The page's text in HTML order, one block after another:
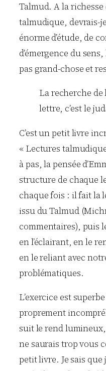
Talmud. A la
talmudique, devrais-
énorme d’étude, de
d’émergence du
pas grand-chose et
La recherche de
lettre, c’est le
C’est un petit livre
« Lectures
à pas, la pensée
structure de chaque
chaque fois : il fait la
issu du Talmud
commentaires), puis
en l’éclairant, en le
en le reliant avec
problématiques.
L’exercice est
proprement
suit le rend
ne saurais trop vous
petit livre. Je sais